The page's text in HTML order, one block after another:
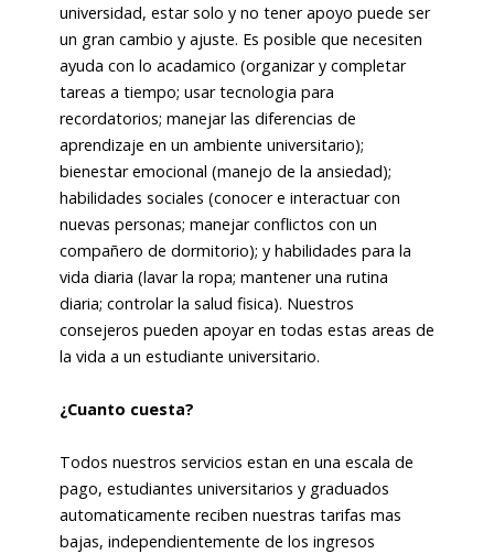
universidad, estar solo y no tener apoyo puede ser
un gran cambio y ajuste. Es posible que necesiten
ayuda con lo acadamico (organizar y completar
tareas a tiempo; usar tecnologi­a para
recordatorios; manejar las diferencias de
aprendizaje en un ambiente universitario);
bienestar emocional (manejo de la ansiedad);
habilidades sociales (conocer e interactuar con
nuevas personas; manejar conflictos con un
compañero de dormitorio); y habilidades para la
vida diaria (lavar la ropa; mantener una rutina
diaria; controlar la salud fisica). Nuestros
consejeros pueden apoyar en todas estas areas de
la vida a un estudiante universitario.
¿Cuanto cuesta?
Todos nuestros servicios estan en una escala de
pago, estudiantes universitarios y graduados
automaticamente reciben nuestras tarifas mas
bajas, independientemente de los ingresos